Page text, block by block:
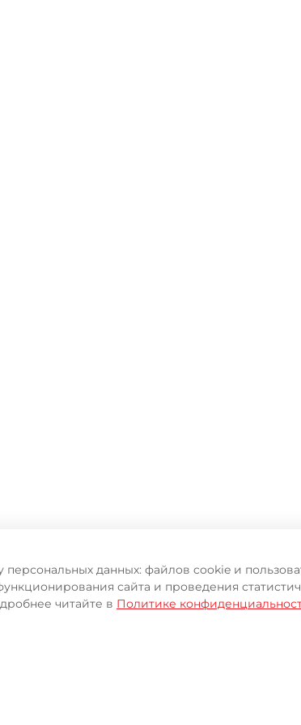
персональных данных: файлов cookie и
сайта и проведения
читайте в Политике